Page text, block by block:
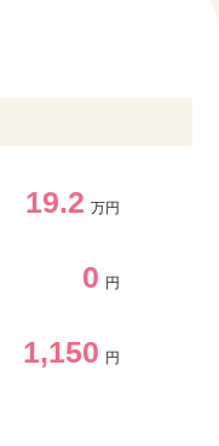
19.2 万円
0 円
1,150 円